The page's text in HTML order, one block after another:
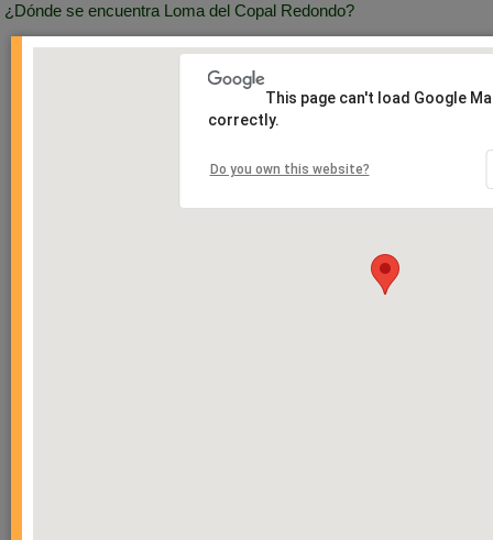
¿Dónde se encuentra Loma del Copal Redondo?
This page can't load Google
correctly.
Do you own this website?